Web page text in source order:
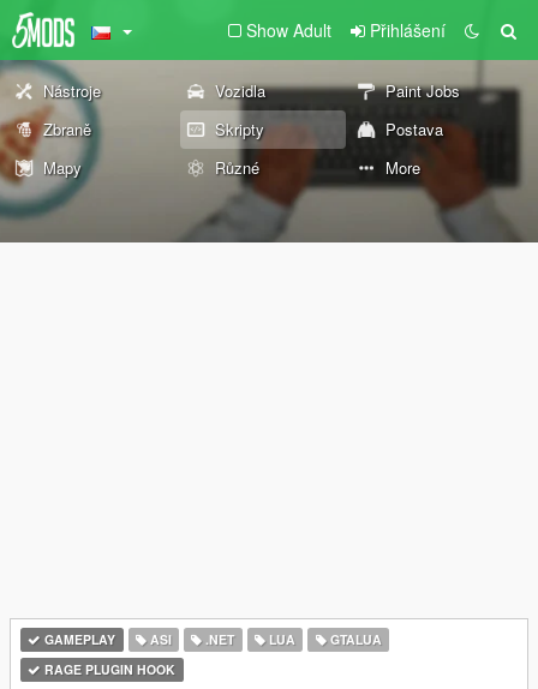
Show Adult Přihlášení
Nástroje Vozidla
Paint Jobs
Zbraně
Skripty
Postava
Mapy
Různé More
GAMEPLAY ASI .NET LUA
GTALUA
RAGE PLUGIN HOOK